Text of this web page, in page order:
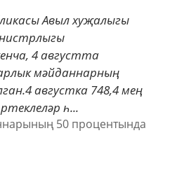
Авыл хуҗалыгы
4 августта
мәйданнарның
августка 748,4 мең
һ...